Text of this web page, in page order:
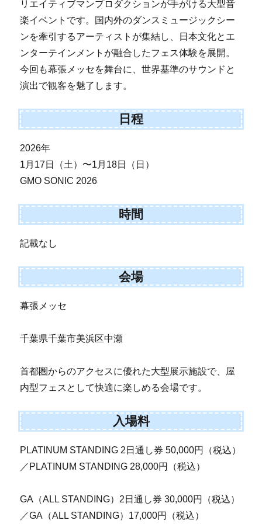
リエイティブマンプロダクションが手がける大型音
楽イベントです。国内外のダンスミュージックシー
ンを牽引するアーティストが集結し、日本文化とエ
ンターテインメントが融合したフェス体験を展開。
今回も幕張メッセを舞台に、世界基準のサウンドと
演出で観客を魅了します。
日程
2026年
1月17日（土）〜1月18日（日）
GMO SONIC 2026
時間
記載なし
会場
幕張メッセ
千葉県千葉市美浜区中瀬
首都圏からのアクセスに優れた大型展示施設で、屋
内型フェスとして快適に楽しめる会場です。
入場料
PLATINUM STANDING 2日通し券 50,000円（税込）
／PLATINUM STANDING 28,000円（税込）
GA（ALL STANDING）2日通し券 30,000円（税込）
／GA（ALL STANDING）17,000円（税込）